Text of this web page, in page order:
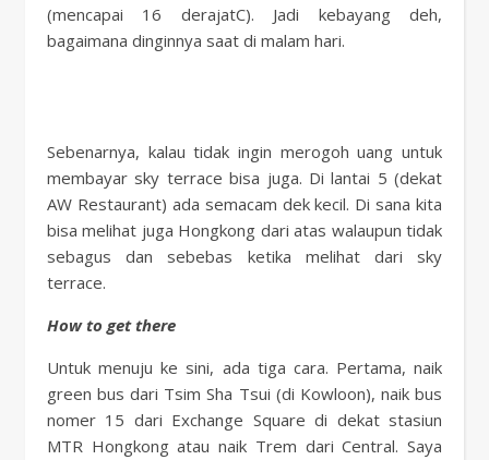
(mencapai 16 derajatC). Jadi kebayang deh,
bagaimana dinginnya saat di malam hari.
Sebenarnya, kalau tidak ingin merogoh uang untuk
membayar sky terrace bisa juga. Di lantai 5 (dekat
AW Restaurant) ada semacam dek kecil. Di sana kita
bisa melihat juga Hongkong dari atas walaupun tidak
sebagus dan sebebas ketika melihat dari sky
terrace.
How to get there
Untuk menuju ke sini, ada tiga cara. Pertama, naik
green bus dari Tsim Sha Tsui (di Kowloon), naik bus
nomer 15 dari Exchange Square di dekat stasiun
MTR Hongkong atau naik Trem dari Central. Saya